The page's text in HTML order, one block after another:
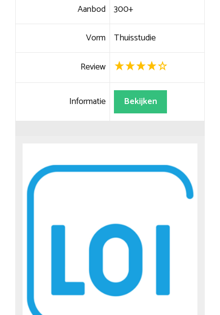
Aanbod 300+
Vorm Thuisstudie
Review
Informatie Bekijken